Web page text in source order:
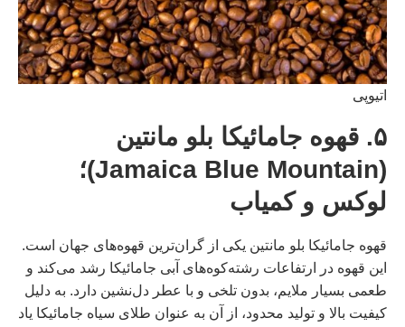
اتیوپی
۵. قهوه جامائیکا بلو مانتین
(Jamaica Blue Mountain)؛
لوکس و کمیاب
قهوه جامائیکا بلو مانتین یکی از گران‌ترین قهوه‌های جهان است.
این قهوه در ارتفاعات رشته‌کوه‌های آبی جامائیکا رشد می‌کند و
طعمی بسیار ملایم، بدون تلخی و با عطر دل‌نشین دارد. به دلیل
کیفیت بالا و تولید محدود، از آن به عنوان طلای سیاه جامائیکا یاد